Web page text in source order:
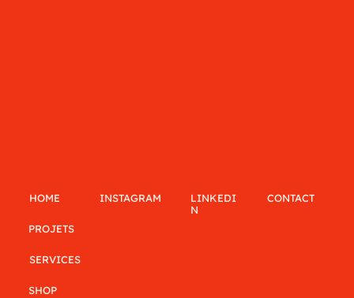
HOME
PROJETS
SERVICES
SHOP
INSTAGRAM
LINKEDI
N
CONTACT